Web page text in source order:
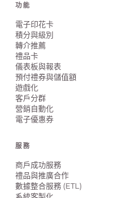
功能
電子印花卡
積分與級別
轉介推薦
禮品卡
儀表板與報表
預付禮券與儲值額
遊戲化
客戶分群
營銷自動化
電子優惠券
服務
商戶成功服務
禮品與推廣合作
數據整合服務 (ETL)
系統客製化